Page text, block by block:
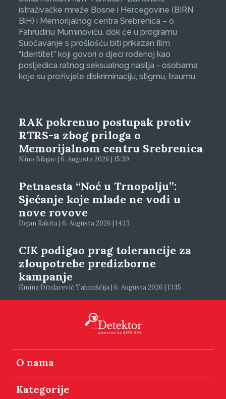
istraživačke mreže Bosne i Hercegovine (BIRN
BiH) i Memorijalnog centra Srebrenica – o
Fahrudinu Muminoviću, dok će u programu
Suočavanje s prošlošću biti prikazan film
“Identitet” koji govori o djeci rođenoj kao
posljedica ratnog seksualnog nasilja - osobama
koje su proživjele diskriminaciju, stigmu, traumu.
RAK pokrenuo postupak protiv
RTRS-a zbog priloga o
Memorijalnom centru Srebrenica
Nino Bilajac | 6. Augusta 2026 | 15:39
Petnaesta “Noć u Trnopolju”:
Sjećanje koje mlade ne vodi u
nove rovove
Dejan Rakita | 6. Augusta 2026 | 14:13
CIK podigao prag tolerancije za
zloupotrebe predizborne
kampanje
Emina Dizdarević Tahmiščija | 6. Augusta 2026 | 13:15
O nama
Kategorije